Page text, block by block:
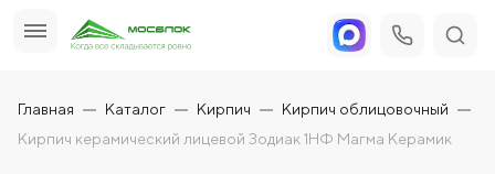
Главная Каталог Кирпич
Кирпич облицовочный
Кирпич керамический лицевой Зодиак 1НФ Магма Керамик